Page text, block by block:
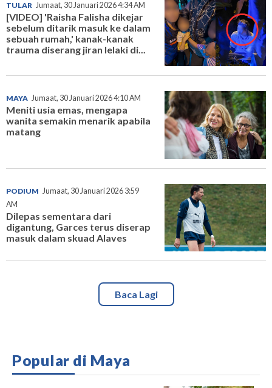
TULAR Jumaat, 30 Januari 2026 4:34 AM
[VIDEO] 'Raisha Falisha dikejar
sebelum ditarik masuk ke dalam
sebuah rumah,' kanak-kanak
trauma diserang jiran lelaki di...
MAYA Jumaat, 30 Januari 2026 4:10 AM
Meniti usia emas, mengapa
wanita semakin menarik apabila
matang
PODIUM Jumaat, 30 Januari 2026 3:59
AM
Dilepas sementara dari
digantung, Garces terus diserap
masuk dalam skuad Alaves
Baca Lagi
Popular di Maya